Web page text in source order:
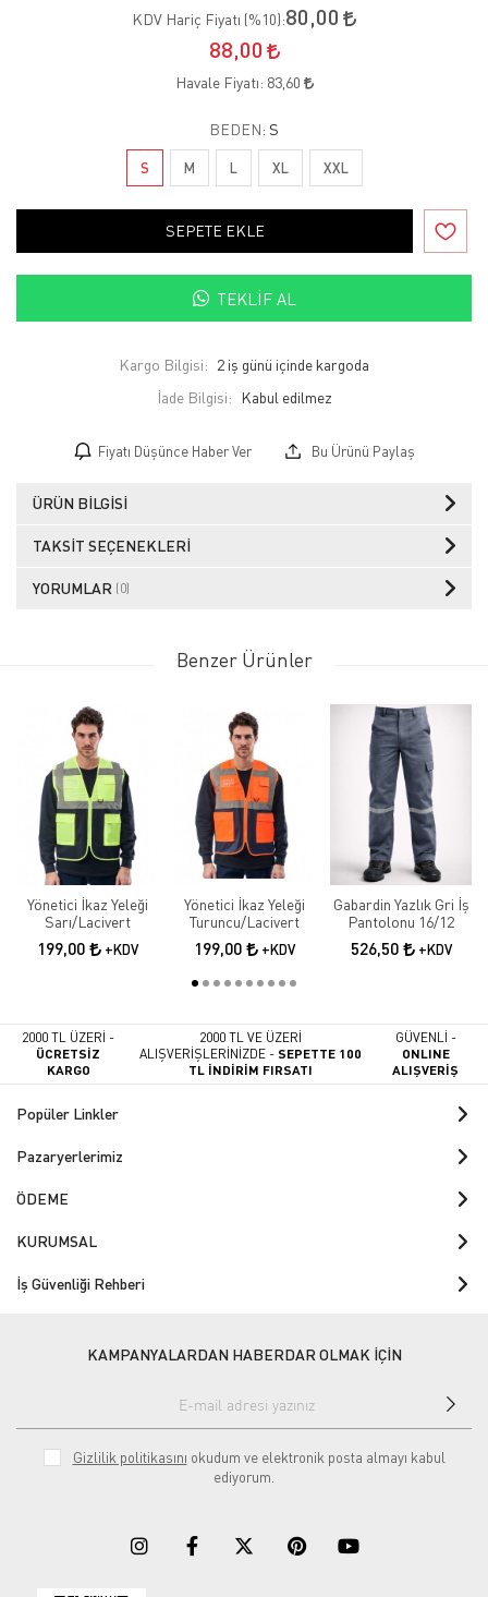
KDV Hariç Fiyatı (%10):80,00
88,00
Havale Fiyatı: 83,60
BEDEN: S
S M L XL XXL
SEPETE EKLE
TEKLIF AL
Kargo Bilgisi: 2 iş günü içinde kargoda
İade Bilgisi:
Fiyatı Düşünce Haber Ver Bu Ürünü Paylaş
ÜRÜN BILGISI
TAKSIT SEÇENEKLERI
YORUMLAR (0)
Benzer Ürünler
Yönetici İkaz Yeleği
Sarı/Lacivert
199,00 +KDV
Yönetici İkaz Yeleği
Turuncu/Lacivert
199,00 +KDV
Gabardin Yazlık Gri İş
Pantolonu 16/12
526,50 +KDV
2000 TL ÜZERİ -
ÜCRETSİZ
KARGO
2000 TL VE ÜZERİ
ALIŞVERİŞLERİNİZDE -SEPETTE 100
TL İNDİRİM FIRSATI
GÜVENLİ -
ONLINE
ALIŞVERİŞ
Popüler Linkler
Pazaryerlerimiz
ÖDEME
KURUMSAL
İş Güvenliği Rehberi
KAMPANYALARDAN HABERDAR OLMAK İÇİN
Gizlilik politikasını okudum ve elektronik posta almayı kabul
ediyorum.